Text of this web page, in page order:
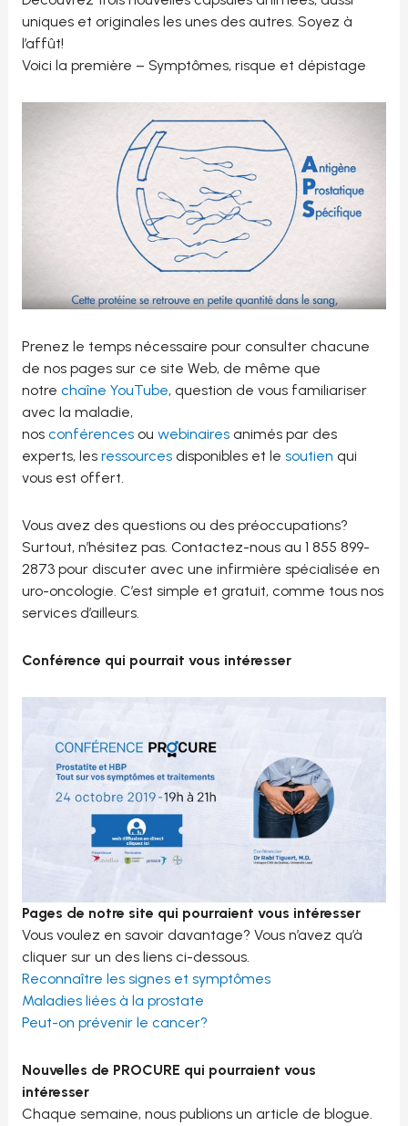
uniques et originales les unes des autres. Soyez à
l’affût!
Voici la première – Symptômes, risque et dépistage
Prenez le temps nécessaire pour consulter chacune
de nos pages sur ce site Web, de même que
notre chaîne YouTube, question de vous familiariser
avec la maladie,
nos conférencesou webinairesanimés par des
experts, les ressourcesdisponibles et le soutien qui
vous est offert.
Vous avez des questions ou des préoccupations?
Surtout, n’hésitez pas. Contactez-nous au 1 855 899-
2873 pour discuter avec une infirmière spécialisée en
uro-oncologie. C’est simple et gratuit, comme tous nos
services d’ailleurs.
Conférence qui pourrait vous intéresser
Pages de notre site qui pourraient vous intéresser
Vous voulez en savoir davantage? Vous n’avez qu’à
cliquer sur un des liens ci-dessous.
Reconnaître les signes et symptômes
Maladies liées à la prostate
Peut-on prévenir le cancer?
Nouvelles de PROCURE qui pourraient vous
intéresser
Chaque semaine, nous publions un article de blogue.